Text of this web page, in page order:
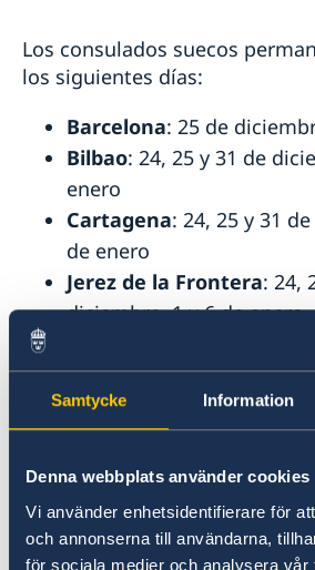
Samtycke Information
Denna webbplats använder cookies
Vi använder enhetsidentifierare för
och annonserna till användarna,
för sociala medier och analysera vår
Los consulados suecos
los siguientes días:
Barcelona: 25 de
Bilbao: 24, 25 y 31 de
enero
Cartagena: 24, 25 y 31
de enero
Jerez de la Frontera: 24,
diciembre, 1 y 6 de enero
: 25 de
Las Palmas: 24, 25 y 31
de enero
Málaga: 24, 25 y 31 de
enero
Mallorca
: 24, 25 y 31 de
enero
Sevilla: 24, 25 y 31 de